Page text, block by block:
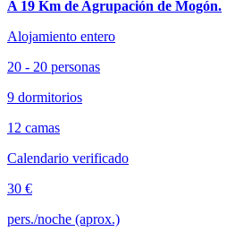
A 19 Km de Agrupación de Mogón.
Alojamiento entero
20 - 20 personas
9 dormitorios
12 camas
Calendario verificado
30 €
pers./noche (aprox.)